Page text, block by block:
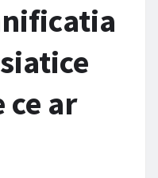
ce ar